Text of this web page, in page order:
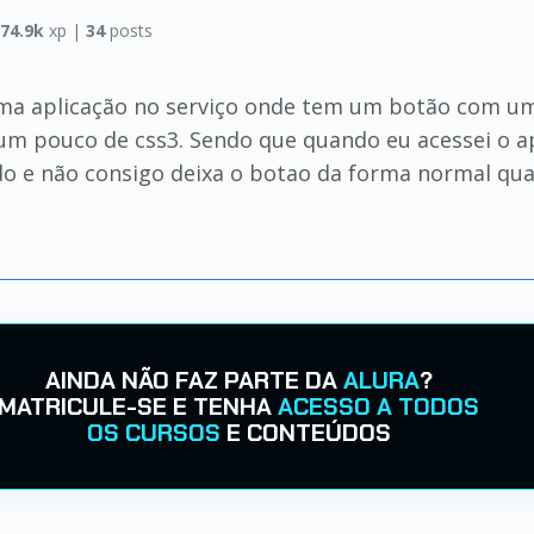
xp | 34posts
aplicação no serviço onde tem um botão com
pouco de css3. Sendo que quando eu acessei
e não consigo deixa o botao da forma normal
AINDA NÃO FAZ PARTE DAALURA?
SE E TENHAACESSO A TODOS
OS CURSOS E CONTEÚDOS